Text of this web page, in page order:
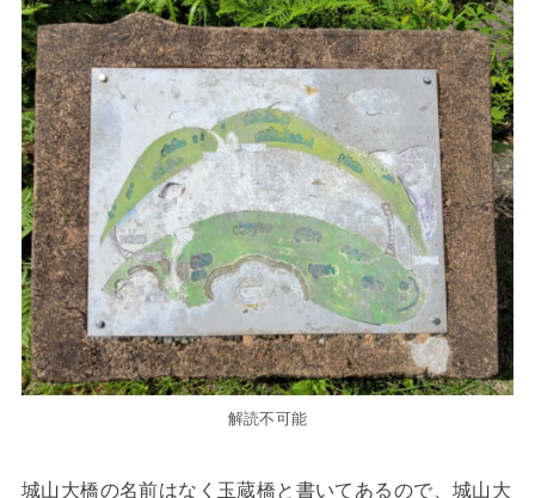
解読不可能
城山大橋の名前はなく玉蔵橋と書いてあるので、城山大